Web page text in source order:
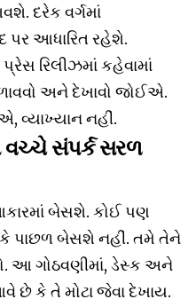
દરેક વર્ગમાં
પર આધારિત રહેશે.
રિલીઝમાં કહેવામાં
અને દેખાવો જોઈએ.
વ્યાખ્યાન નહીં.
વચ્ચે સંપર્ક સરળ
આકારમાં બેસશે. કોઈ પણ
પાછળ બેસશે નહીં. તમે તેને
આ ગોઠવણીમાં, ડેસ્ક અને
છે કે તે મોટા જેવા દેખાય.